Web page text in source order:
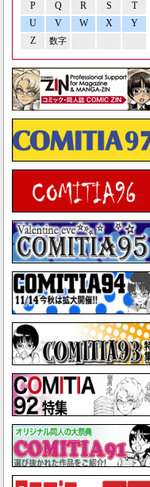
P Q R S
T
U
V W X
Y
Z
数字